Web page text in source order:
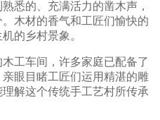
悉的、充满活力的凿木声，
木材的香气和工匠们愉快的
的乡村景象。
工车间，许多家庭已配备了
眼目睹工匠们运用精湛的雕
解这个传统手工艺村所传承